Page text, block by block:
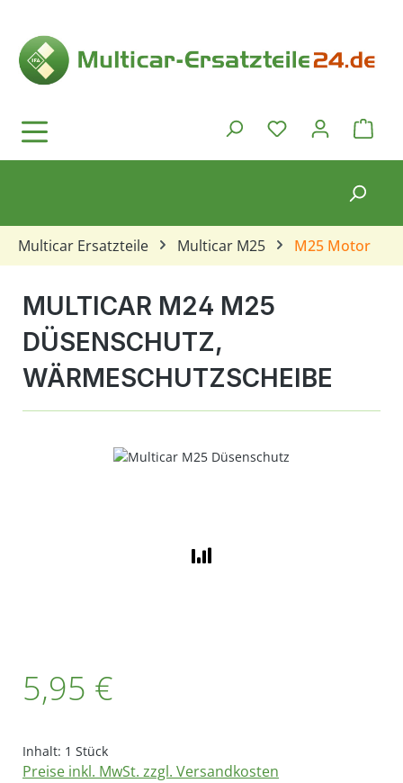
Du hast 0
Multicar Ersatzteile Multicar M25 M25 Motor
MULTICAR M24 M25
DÜSENSCHUTZ,
WÄRMESCHUTZSCHEIBE
Bildergalerie überspringen
5,95 €
Inhalt: 1 Stück
Preise inkl. MwSt. zzgl. Versandkosten